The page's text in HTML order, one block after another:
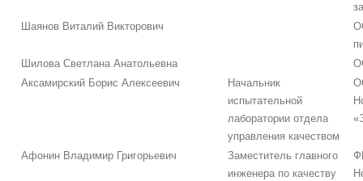
Шаянов Виталий Викторович
Шилова Светлана Анатольевна
Аксамирский Борис Алексеевич
Начальник
испытательной
лаборатории отдела
управления качеством
Афонин Владимир Григорьевич
Заместитель главного
инженера по качеству